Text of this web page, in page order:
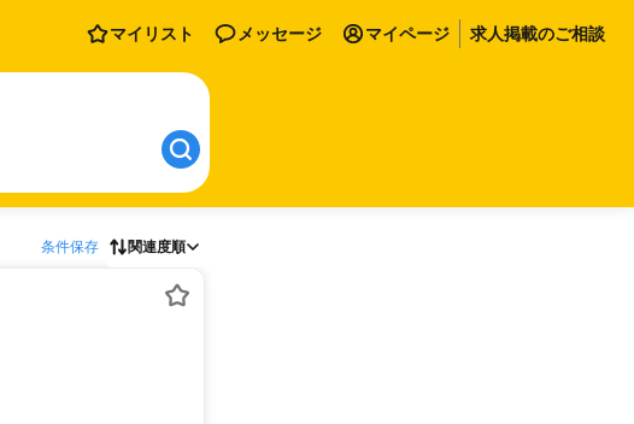
マイリスト メッセージ マイページ 求人掲載のご相談
条件保存 関連度順